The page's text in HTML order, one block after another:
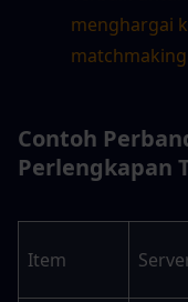
menghargai
Contoh
Perlengkapan
Item